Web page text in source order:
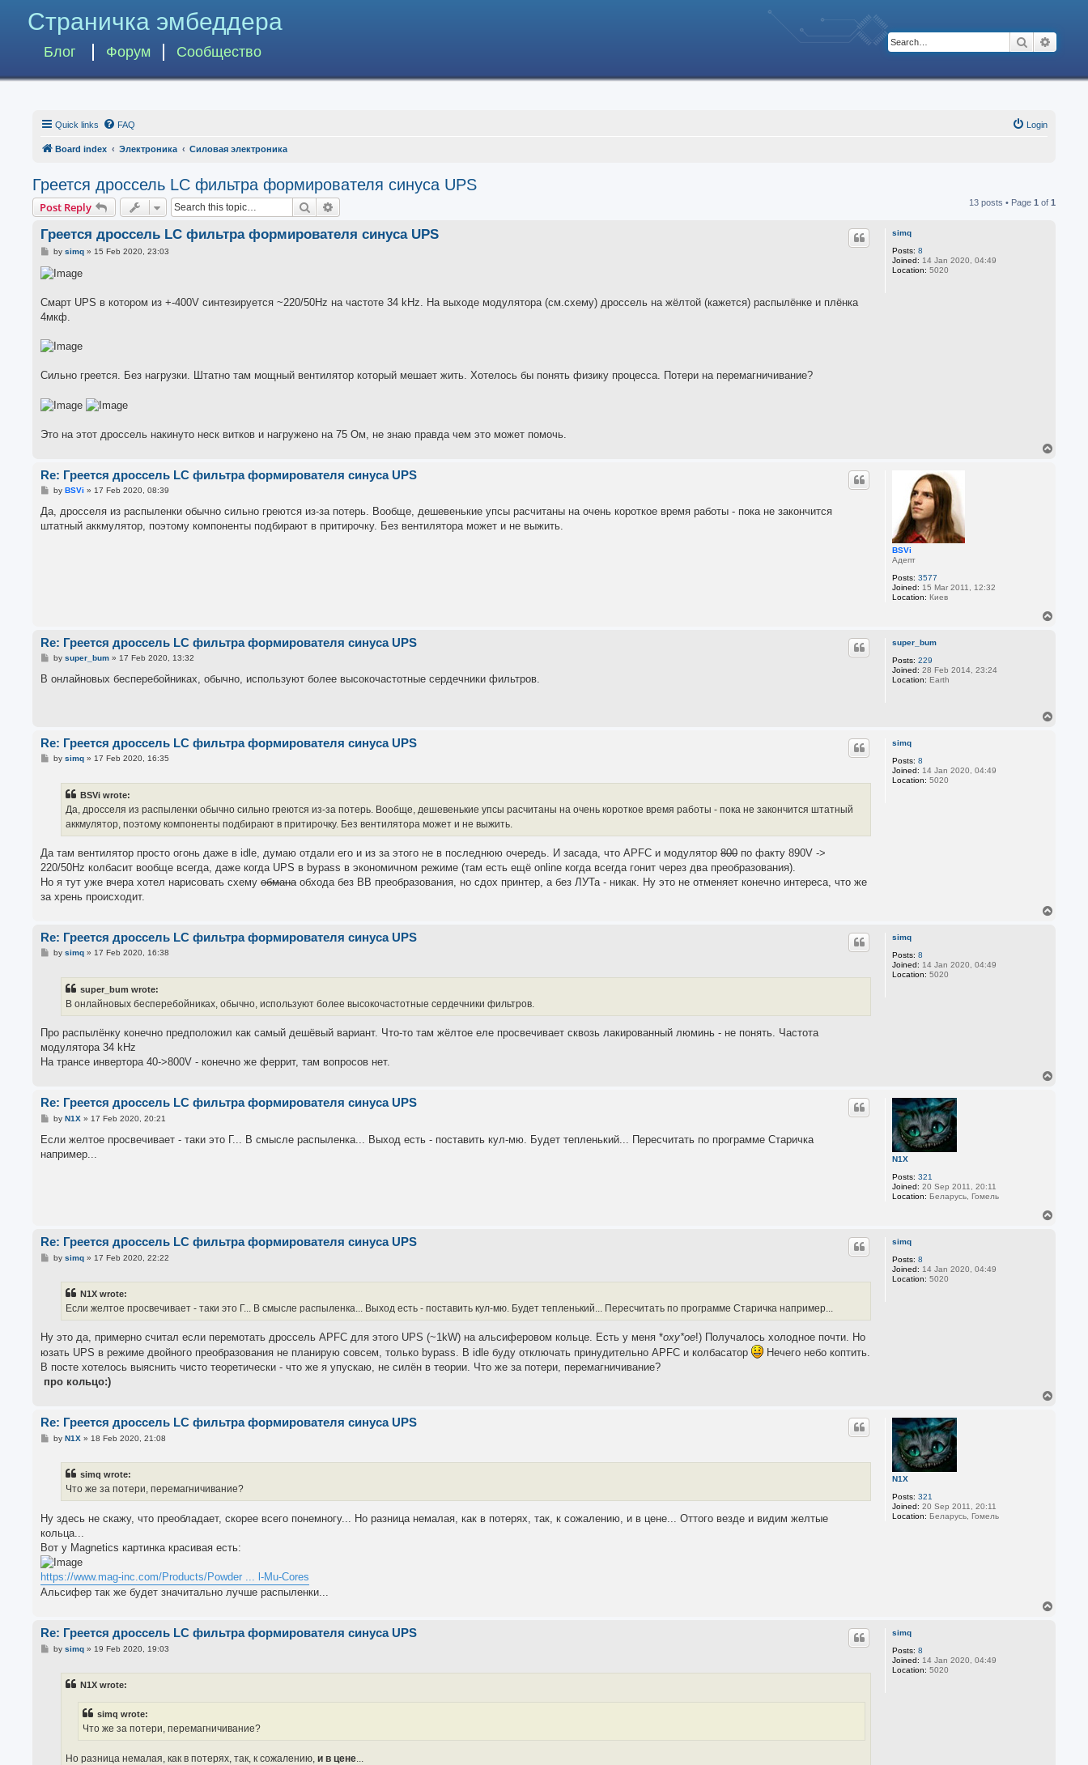
Страничка эмбеддера
Блог Форум Сообщество
Search
Quick links FAQ Login
Board index Электроника Силовая электроника
Греется дроссель LC фильтра формирователя синуса UPS
Post Reply Search 13 posts • Page 1 of 1
simq
Posts: 8
Joined: 14 Jan 2020, 04:49
Location: 5020
Греется дроссель LC фильтра формирователя синуса UPS
P
s
t
by simq» 15 Feb 2020, 23:03
Смарт UPS в котором из +-400V синтезируется ~220/50Hz на частоте 34 kHz. На выходе модулятора (см.схему) дроссель на жёлтой (кажется) распылёнке и плёнка
4мкф.
Сильно греется. Без нагрузки. Штатно там мощный вентилятор который мешает жить. Хотелось бы понять физику процесса. Потери на перемагничивание?
Это на этот дроссель накинуто неск витков и нагружено на 75 Ом, не знаю правда чем это может помочь.
BSVi
Адепт
Posts: 3577
Joined: 15 Mar 2011, 12:32
Location: Киев
Re: Греется дроссель LC фильтра формирователя синуса UPS
P
s
by BSVi » 17 Feb 2020, 08:39
Да, дросселя из распыленки обычно сильно греются из-за потерь. Вообще, дешевенькие упсы расчитаны на очень короткое время работы - пока не закончится
штатный аккмулятор, поэтому компоненты подбирают в притирочку. Без вентилятора может и не выжить.
super_bum
Posts: 229
Joined: 28 Feb 2014, 23:24
Location: Earth
Re: Греется дроссель LC фильтра формирователя синуса UPS
P
s
by super_bum» 17 Feb 2020, 13:32
В онлайновых бесперебойниках, обычно, используют более высокочастотные сердечники фильтров.
simq
Posts: 8
Joined: 14 Jan 2020, 04:49
Location: 5020
Re: Греется дроссель LC фильтра формирователя синуса UPS
Pby simq» 17 Feb 2020, 16:35
BSVi wrote:
Да, дросселя из распыленки обычно сильно греются из-за потерь. Вообще, дешевенькие упсы расчитаны на очень короткое время работы - пока не закончится штатный
аккмулятор, поэтому компоненты подбирают в притирочку. Без вентилятора может и не выжить.
Да там вентилятор просто огонь даже в idle, думаю отдали его и из за этого не в последнюю очередь. И засада, что APFC и модулятор 800 по факту 890V ->
220/50Hz колбасит вообще всегда, даже когда UPS в bypass в экономичном режиме (там есть ещё online когда всегда гонит через два преобразования).
Но я тут уже вчера хотел нарисовать схему обмана обхода без ВВ преобразования, но сдох принтер, а без ЛУТа - никак. Ну это не отменяет конечно интереса, что же
за хрень происходит.
simq
Posts: 8
Joined: 14 Jan 2020, 04:49
Location: 5020
Re: Греется дроссель LC фильтра формирователя синуса UPS
Pby simq» 17 Feb 2020, 16:38
super_bum wrote:
В онлайновых бесперебойниках, обычно, используют более высокочастотные сердечники фильтров.
Про распылёнку конечно предположил как самый дешёвый вариант. Что-то там жёлтое еле просвечивает сквозь лакированный люминь - не понять. Частота
модулятора 34 kHz
На трансе инвертора 40->800V - конечно же феррит, там вопросов нет.
N1X
Posts: 321
Joined: 20 Sep 2011, 20:11
Location: Беларусь, Гомель
Re: Греется дроссель LC фильтра формирователя синуса UPS
P
s
by N1X» 17 Feb 2020, 20:21
Если желтое просвечивает - таки это Г... В смысле распыленка... Выход есть - поставить кул-мю. Будет тепленький... Пересчитать по программе Старичка
например...
simq
Posts: 8
Joined: 14 Jan 2020, 04:49
Location: 5020
Re: Греется дроссель LC фильтра формирователя синуса UPS
Pby simq» 17 Feb 2020, 22:22
N1X wrote:
Если желтое просвечивает - таки это Г... В смысле распыленка... Выход есть - поставить кул-мю. Будет тепленький... Пересчитать по программе Старичка например...
Ну это да, примерно считал если перемотать дроссель APFC для этого UPS (~1kW) на альсиферовом кольце. Есть у меня *оху*ое!) Получалось холодное почти. Но
юзать UPS в режиме двойного преобразования не планирую совсем, только bypass. В idle буду отключать принудительно APFC и колбасатор
Нечего небо коптить.
В посте хотелось выяснить чисто теоретически - что же я упускаю, не силён в теории. Что же за потери, перемагничивание?
про кольцо:)
N1X
Posts: 321
Joined: 20 Sep 2011, 20:11
Location: Беларусь, Гомель
Re: Греется дроссель LC фильтра формирователя синуса UPS
Pby N1X» 18 Feb 2020, 21:08
simq wrote:
Что же за потери, перемагничивание?
Ну здесь не скажу, что преобладает, скорее всего понемногу... Но разница немалая, как в потерях, так, к сожалению, и в цене... Оттого везде и видим желтые
кольца...
Вот у Magnetics картинка красивая есть:
https://www.mag-inc.com/Products/Powder ... l-Mu-Cores
Альсифер так же будет значитально лучше распыленки...
simq
Posts: 8
Joined: 14 Jan 2020, 04:49
Location: 5020
Re: Греется дроссель LC фильтра формирователя синуса UPS
Pby simq» 19 Feb 2020, 19:03
N1X wrote:
simq wrote:
Что же за потери, перемагничивание?
Но разница немалая, как в потерях, так, к сожалению, и в цене